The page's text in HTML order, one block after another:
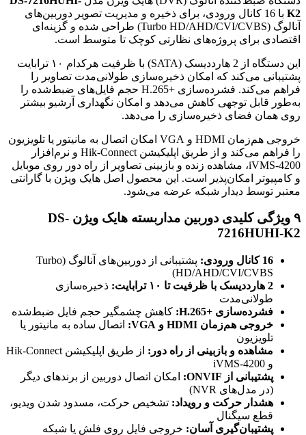
K2
با 16 کانال ورودی، برای ذخیره و مدیریت تصویر دوربین‌های
آنالوگ (Turbo HD/AHD/CVI/CVBS) طراحی شده و گزینه‌ای
اقتصادی برای پروژه‌های نظارتی کوچک تا متوسط است.
این دستگاه از 2 هارددیسک (SATA) با ظرفیت هرکدام ۱۰ ترابایت
پشتیبانی می‌کند که امکان ذخیره‌سازی طولانی‌مدت تصاویر را
فراهم می‌کند. فشرده‌سازی H.265+‎ حجم فایل‌های ضبط‌شده را
به‌طور قابل توجهی کاهش می‌دهد و امکان نگهداری آرشیو بیشتر
روی همان فضای ذخیره‌سازی را می‌دهد.
خروجی هم‌زمان HDMI و VGA امکان اتصال به مانیتور یا تلویزیون
را فراهم می‌کند و از طریق اپلیکیشن Hik-Connect و نرم‌افزار
iVMS-4200، مشاهده زنده و بازبینی تصاویر از راه دور روی موبایل
و کامپیوتر امکان‌پذیر است. این محصول اصل هایک ویژن با گارانتی
معتبر توسط دیدار شبکه عرضه می‌شود.
۹ ویژگی کلیدی دوربین مداربسته هایک ویژن DS-
7216HUHI-K2
16 کانال ورودی:
پشتیبانی از دوربین‌های آنالوگ (Turbo
HD/AHD/CVI/CVBS)
2 هارددیسک با ظرفیت تا ۱۰ ترابایت:
ذخیره‌سازی
طولانی‌مدت
فشرده‌سازی H.265+‎:
کاهش چشمگیر حجم فایل ضبط‌شده
خروجی هم‌زمان HDMI و VGA:
اتصال ساده به مانیتور یا
تلویزیون
مشاهده و بازبینی از راه دور:
از طریق اپلیکیشن Hik-Connect
و iVMS-4200
پشتیبانی از ONVIF:
امکان اتصال دوربین از برندهای دیگر
(در مدل‌های NVR)
هشدار حرکت و رویداد: تشخیص حرکت، مسدود شدن ویدیو،
قطع سیگنال
پشتیبان‌گیری آسان: خروجی فایل روی فلش یا شبکه